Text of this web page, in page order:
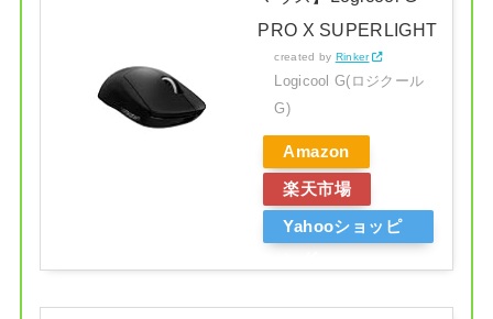
PRO X SUPERLIGHT
created by Rinker
Logicool G(ロジクール
G)
Amazon
楽天市場
Yahooショッピ